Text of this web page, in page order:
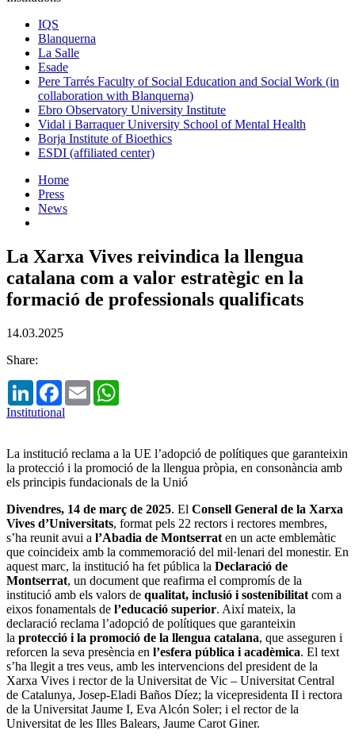
IQS
Blanquerna
La Salle
Esade
Pere Tarrés Faculty of Social Education and Social Work (in
collaboration with Blanquerna)
Ebro Observatory University Institute
Vidal i Barraquer University School of Mental Health
Borja Institute of Bioethics
ESDI (affiliated center)
Home
Press
News
La Xarxa Vives reivindica la llengua
catalana com a valor estratègic en la
formació de professionals qualificats
14.03.2025
Share:
LinkedInFacebook
Email
Institutional
La institució reclama a la UE l’adopció de polítiques que garanteixin
la protecció i la promoció de la llengua pròpia, en consonància amb
els principis fundacionals de la Unió
Divendres, 14 de març de 2025. El Consell General de la Xarxa
Vives d’Universitats, format pels 22 rectors i rectores membres,
s’ha reunit avui a l’Abadia de Montserrat en un acte emblemàtic
que coincideix amb la commemoració del mil·lenari del monestir. En
aquest marc, la institució ha fet pública la Declaració de
Montserrat, un document que reafirma el compromís de la
institució amb els valors de qualitat, inclusió i sostenibilitat com a
eixos fonamentals de l’educació superior. Així mateix, la
declaració reclama l’adopció de polítiques que garanteixin
la protecció i la promoció de la llengua catalana, que asseguren i
reforcen la seva presència en l’esfera pública i acadèmica. El text
s’ha llegit a tres veus, amb les intervencions del president de la
Xarxa Vives i rector de la Universitat de Vic – Universitat Central
de Catalunya, Josep-Eladi Baños Díez; la vicepresidenta II i rectora
de la Universitat Jaume I, Eva Alcón Soler; i el rector de la
Universitat de les Illes Balears, Jaume Carot Giner.